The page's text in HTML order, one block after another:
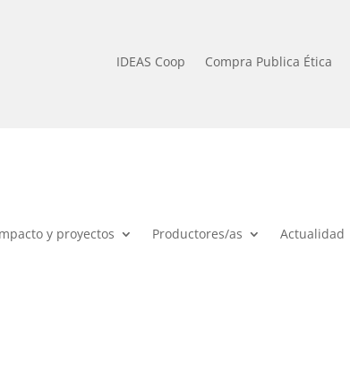
IDEAS Coop Compra Publica Ética
y proyectos Productores/as Actualidad